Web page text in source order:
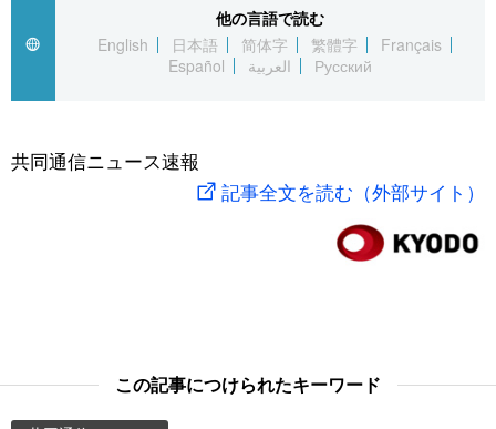
العربية
社会
旅と暮らし
文化
科学・技術
暮らし
お知らせ
他の言語で読む
English
日本語 简体字 繁體字
Français
Español
العربية Русский
共同通信ニュース速報
記事全文を読む（外部サイト）
この記事につけられたキーワード